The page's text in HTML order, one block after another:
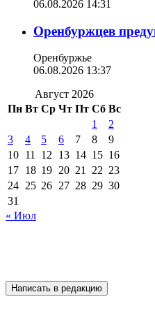
06.08.2026 14:31
Оренбуржцев
Оренбуржье
06.08.2026 13:37
Август 2026
Пн Вт Ср Чт Пт Сб Вс
1
2
3
4 5 6 7 8
9
10 11 12 13 14 15 16
17 18 19 20 21 22 23
24 25 26 27 28 29 30
31
« Июл
Написать в редакцию